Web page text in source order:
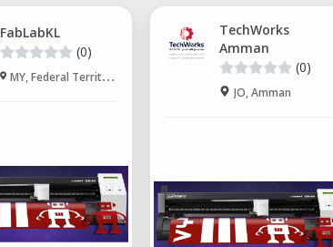
FabLabKL
(0)
MY, Federal Territory, Kuala Lumpur
TechWorks
Amman
(0)
JO, Amman